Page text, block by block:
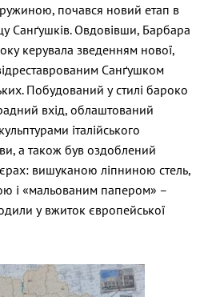
почався новий етап в
Санґушків. Овдовівши, Барбара
керувала зведенням нової,
Санґушком
Побудований у стилі бароко
вхід, облаштований
італійського
а також був оздоблений
вишуканою ліпниною стель,
і «мальованим папером» –
у вжиток європейської